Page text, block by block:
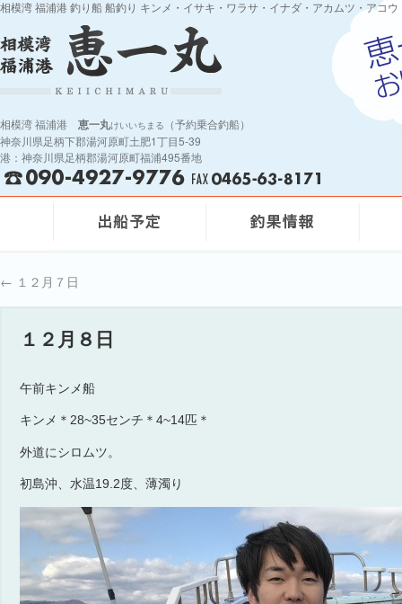
相模湾 福浦港 釣り船 船釣り キンメ・イサキ・ワラサ・イナダ・アカムツ・アコ
相模湾 福浦港 恵一丸けいいちまる
（予約乗合釣船）
神奈川県足柄下郡湯河原町土肥1丁目5-39
港：神奈川県足柄郡湯河原町福浦495番地
← １２月７日
１２月８日
午前キンメ船
キンメ＊28~35センチ＊4~14匹＊
外道にシロムツ。
初島沖、水温19.2度、薄濁り